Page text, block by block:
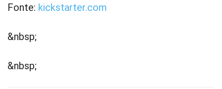
Fonte: kickstarter.com
&nbsp;
&nbsp;